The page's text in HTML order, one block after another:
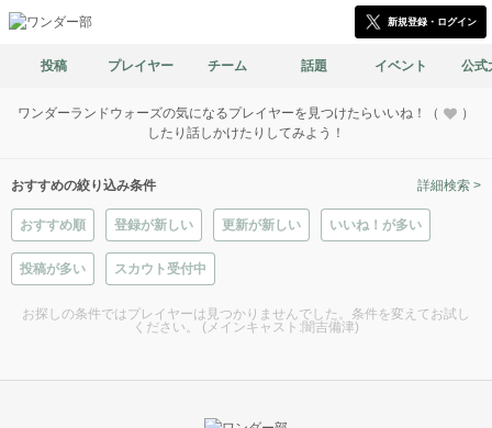
新規登録・ログイン
投稿 プレイヤー チーム 話題 イベント 公式
ワンダーランドウォーズの気になるプレイヤーを見つけたらいいね！（
）
したり話しかけたりしてみよう！
おすすめの絞り込み条件
おすすめ順 登録が新しい 更新が新しい いいね！が多い
投稿が多い スカウト受付中
詳細検索 >
お探しの条件ではプレイヤーは見つかりませんでした。条件を変えてお試し
ください。 (メインキャスト:闇吉備津)